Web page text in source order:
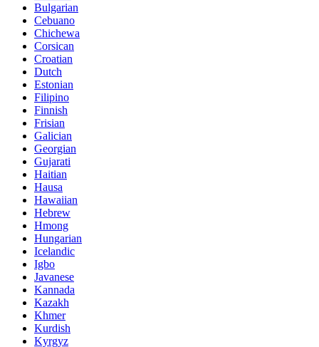
Bulgarian
Cebuano
Chichewa
Corsican
Croatian
Dutch
Estonian
Filipino
Finnish
Frisian
Galician
Georgian
Gujarati
Haitian
Hausa
Hawaiian
Hebrew
Hmong
Hungarian
Icelandic
Igbo
Javanese
Kannada
Kazakh
Khmer
Kurdish
Kyrgyz